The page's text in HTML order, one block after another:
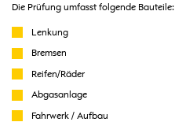
Die Prüfung umfasst folgende Bauteile:
Lenkung
Bremsen
Reifen/Räder
Abgasanlage
Fahrwerk / Aufbau